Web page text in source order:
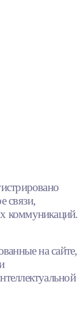
связи,
коммуникаций.
на сайте,